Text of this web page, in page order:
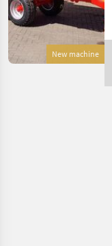
New machine